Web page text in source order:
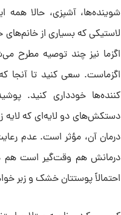
شوینده‌ها، آشپزی، حالا همه
لاستیکی که بسیاری از
اگزما نیز چند توصیه مطرح
اگزماست. سعی کنید تا آنجا
کننده‌ها خودداری کنید.
دستکش‌های دو لایه‌ای که لایه
درمان آن، مؤثر است. عدم
درمانش هم وقت‌گیر است هم
احتمالاً پوستتان خشک و زبر